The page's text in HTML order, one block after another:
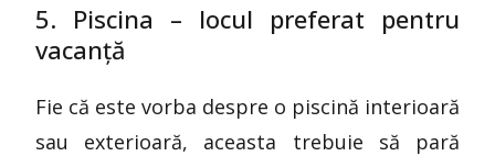
5. Piscina – locul preferat pentru
vacanță
Fie că este vorba despre o piscină interioară
sau exterioară, aceasta trebuie să pară